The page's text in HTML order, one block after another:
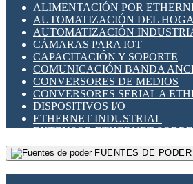
SENSORES INDUCTIVOS
TEMPORIZADORES
VARIACS
VARIADORES DE
SECCIONADORES -
MAQUINARIA
HERRAMIENTAS VARIAS
ILUMINACIÓN LED
INTERRUPTORES REED
INTERFACES DE RELÉ
OTROS RELÉS
PROTECCIÓN TÉRMICA
RELÉS AUTOMOTRICES
RELÉS DE SEÑAL
RELÉS DE ESTADO SÓLIDO SSR
RELÉS INDUSTRIALES
RELÉS MINIATURA DE
SENSORES MAGNÉTICOS
ALIMENTACIÓN POR
AUTOMATIZACIÓN DEL
AUTOMATIZACIÓN
CÁMARAS PARA IOT
CAPACITACIÓN Y SOPORTE
COMUNICACIÓN BANDA
CONVERSORES DE MEDIOS
CONVERSORES SERIAL A
DISPOSITIVOS I/O
ETHERNET INDUSTRIAL
EXTENSOR ETHERNET
GATEWAY LORAWAN
GESTIÓN DE REDESFUENTES DE PODER